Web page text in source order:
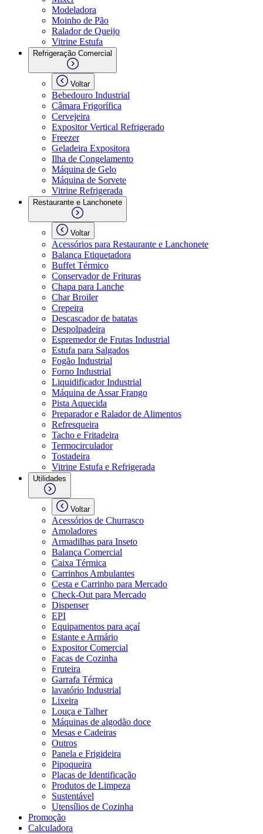
Modeladora
Moinho de Pão
Ralador de Queijo
Vitrine Estufa
Refrigeração Comercial
Voltar
Bebedouro Industrial
Câmara Frigorífica
Cervejeira
Expositor Vertical Refrigerado
Freezer
Geladeira Expositora
Ilha de Congelamento
Máquina de Gelo
Máquina de Sorvete
Vitrine Refrigerada
Restaurante e Lanchonete
Voltar
Acessórios para Restaurante e Lanchonete
Balança Etiquetadora
Buffet Térmico
Conservador de Frituras
Chapa para Lanche
Char Broiler
Crepeira
Descascador de batatas
Despolpadeira
Espremedor de Frutas Industrial
Estufa para Salgados
Fogão Industrial
Forno Industrial
Liquidificador Industrial
Máquina de Assar Frango
Pista Aquecida
Preparador e Ralador de Alimentos
Refresqueira
Tacho e Fritadeira
Termocirculador
Tostadeira
Vitrine Estufa e Refrigerada
Utilidades
Voltar
Acessórios de Churrasco
Amoladores
Armadilhas para Inseto
Balança Comercial
Caixa Térmica
Carrinhos Ambulantes
Cesta e Carrinho para Mercado
Check-Out para Mercado
Dispenser
EPI
Equipamentos para açaí
Estante e Armário
Expositor Comercial
Facas de Cozinha
Fruteira
Garrafa Térmica
lavatório Industrial
Lixeira
Louça e Talher
Máquinas de algodão doce
Mesas e Cadeiras
Outros
Panela e Frigideira
Pipoqueira
Placas de Identificação
Produtos de Limpeza
Sustentável
Utensílios de Cozinha
Promoção
Calculadora